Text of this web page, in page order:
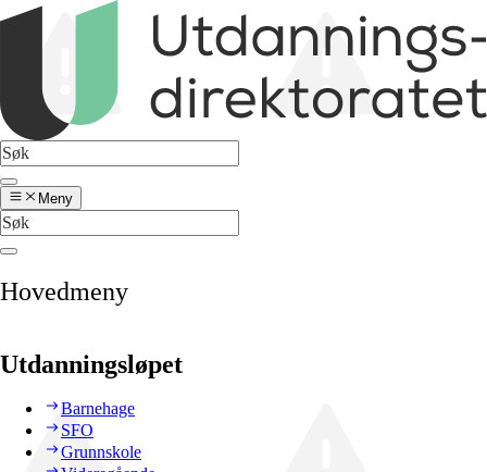
Meny
Hovedmeny
Utdanningsløpet
Barnehage
SFO
Grunnskole